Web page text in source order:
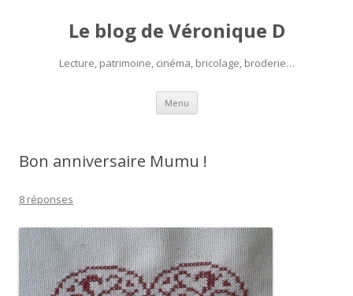
Le blog de Véronique D
Lecture, patrimoine, cinéma, bricolage, broderie…
Menu Aller
contenu
Bon anniversaire Mumu !
8 réponses